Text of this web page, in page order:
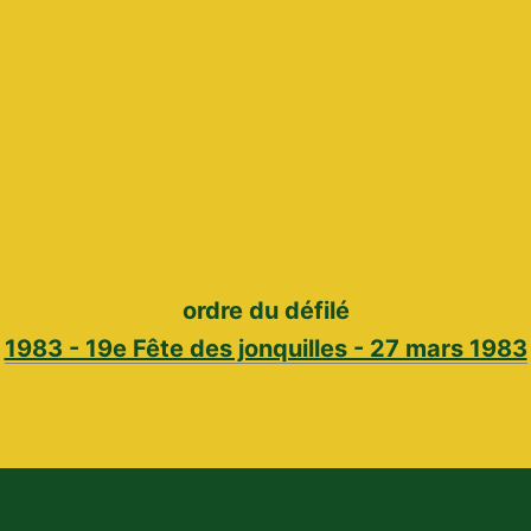
ordre du défilé
1983 - 19e Fête des jonquilles - 27 mars 1983